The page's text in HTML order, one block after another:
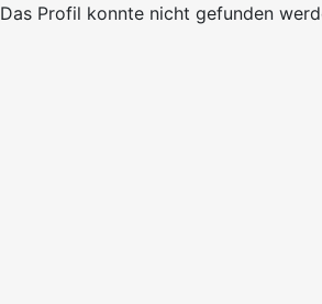
×
Das Profil konnte nicht gefunden